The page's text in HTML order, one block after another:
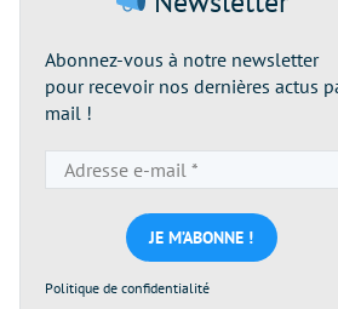
Abonnez-vous à notre newsletter
pour recevoir nos dernières actus
mail !
e-
mail
*
Politique de confidentialité